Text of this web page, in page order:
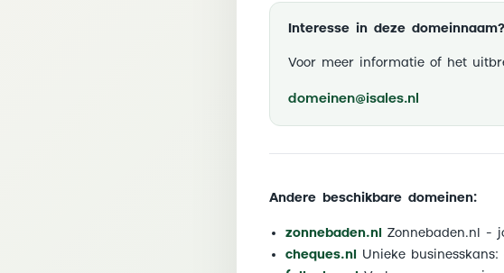
Interesse in deze domeinnaam?
Voor meer informatie of het
domeinen@isales.nl
Andere beschikbare domeinen:
zonnebaden.nl
Zonnebaden.nl -
cheques.nl
Unieke